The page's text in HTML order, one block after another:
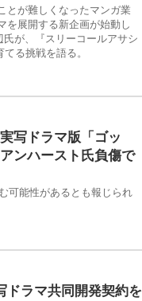
とが難しくなったマンガ業
を展開する新企画が始動し
が、『スリーコールアサシ
る挑戦を語る。
写ドラマ版「ゴッ
ンハースト氏負傷で
可能性があるとも報じられ
ドラマ共同開発契約を